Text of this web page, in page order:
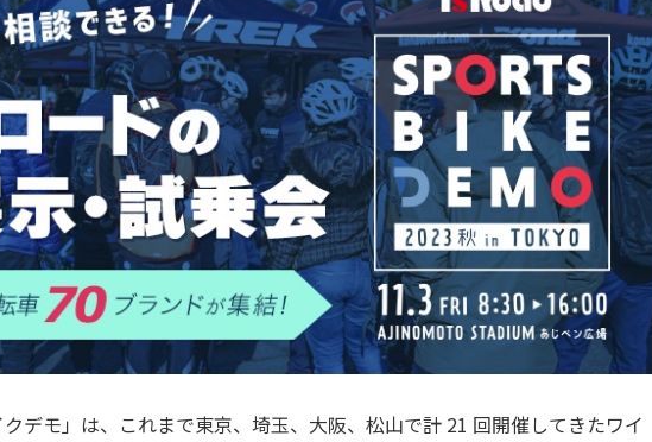
クデモ」は、これまで東京、埼玉、大阪、松山で計 21 回開催してきたワイ